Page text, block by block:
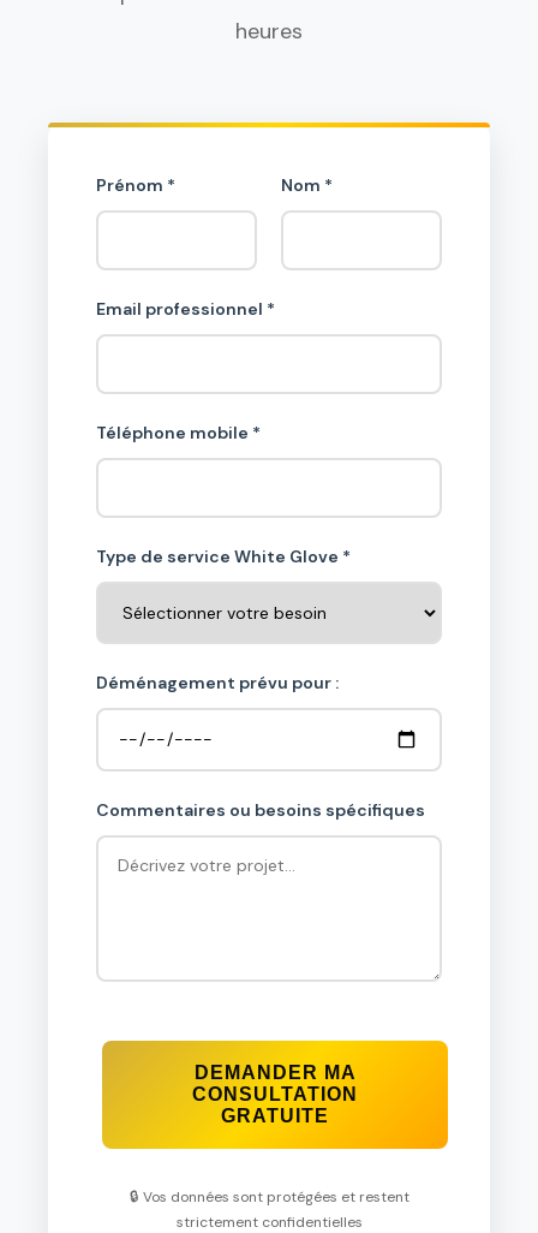
heures
Prénom * Nom *
Email professionnel *
Téléphone mobile *
Type de service White Glove *
Déménagement prévu pour :
Commentaires ou besoins spécifiques
DEMANDER MA
CONSULTATION
GRATUITE
🔒 Vos données sont protégées et restent
strictement confidentielles